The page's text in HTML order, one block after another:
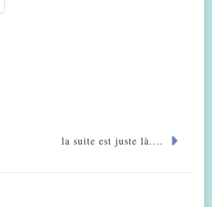
la suite est juste là....